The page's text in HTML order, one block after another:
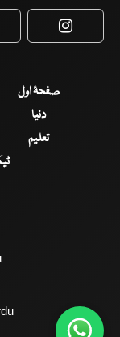
صفحۂ اول
دنیا
تعلیم